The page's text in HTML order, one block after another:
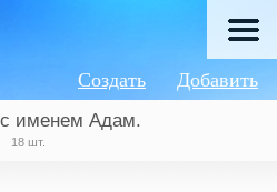
Добавить
Создать
с именем Адам.
18 шт.